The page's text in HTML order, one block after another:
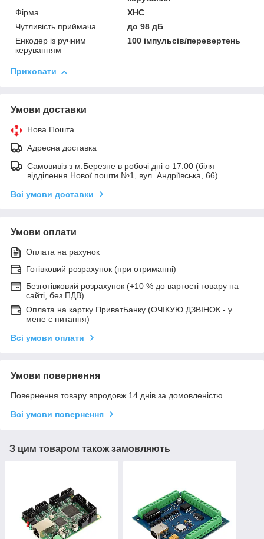
Фірма
XHC
Чутливість приймача
до 98 дБ
Енкодер із ручним
керуванням
100 імпульсів/перевертень
Приховати
Умови доставки
Нова Пошта
Адресна доставка
Самовивіз з м.Березне в робочі дні о 17.00 (біля
відділення Нової пошти №1, вул. Андріївська, 66)
Всі умови доставки
Умови оплати
Оплата на рахунок
Готівковий розрахунок (при отриманні)
Безготівковий розрахунок (+10 % до вартості товару на
сайті, без ПДВ)
Оплата на картку ПриватБанку (ОЧІКУЮ ДЗВІНОК - у
мене є питання)
Всі умови оплати
Умови повернення
Повернення товару впродовж 14 днів за домовленістю
Всі умови повернення
З цим товаром також замовляють